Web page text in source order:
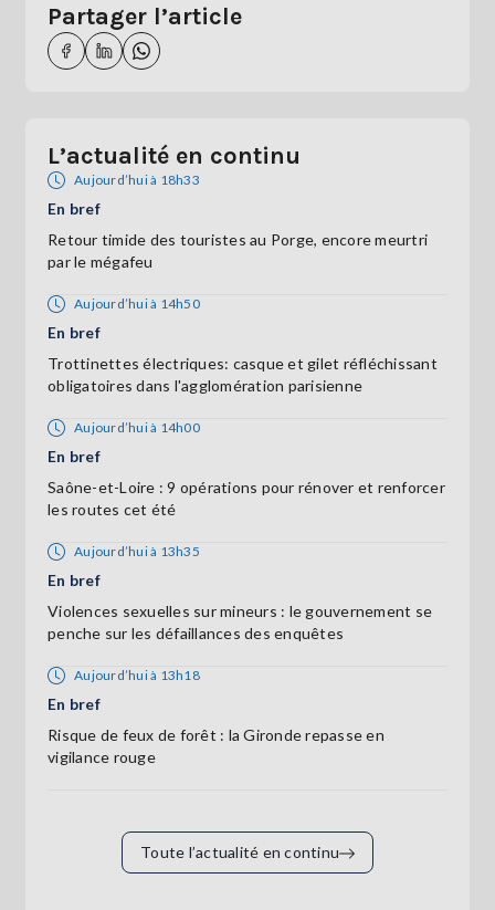
Partager l’article
L’actualité en continu
Aujourd’hui à 18h33
En bref
Retour timide des touristes au Porge, encore meurtri
par le mégafeu
Aujourd’hui à 14h50
En bref
Trottinettes électriques: casque et gilet réfléchissant
obligatoires dans l'agglomération parisienne
Aujourd’hui à 14h00
En bref
Saône-et-Loire : 9 opérations pour rénover et renforcer
les routes cet été
Aujourd’hui à 13h35
En bref
Violences sexuelles sur mineurs : le gouvernement se
penche sur les défaillances des enquêtes
Aujourd’hui à 13h18
En bref
Risque de feux de forêt : la Gironde repasse en
vigilance rouge
Toute l’actualité en continu